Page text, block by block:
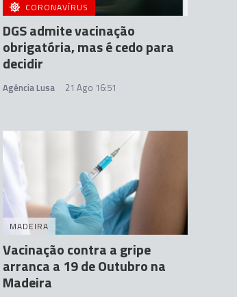
CORONAVÍRUS
DGS admite vacinação
obrigatória, mas é cedo para
decidir
Agência Lusa 21 Ago 16:51
MADEIRA
Vacinação contra a gripe
arranca a 19 de Outubro na
Madeira